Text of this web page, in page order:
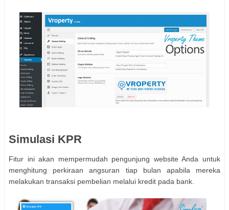
Simulasi KPR
Fitur ini akan mempermudah pengunjung website Anda untuk
menghitung perkiraan angsuran tiap bulan apabila mereka
melakukan transaksi pembelian melalui kredit pada bank.